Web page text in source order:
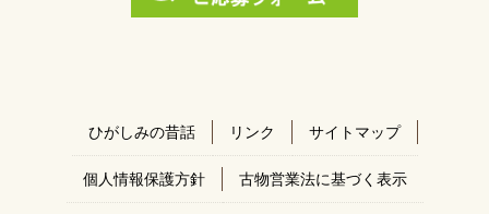
ひがしみの昔話 リンク サイトマップ
個人情報保護方針 古物営業法に基づく表示